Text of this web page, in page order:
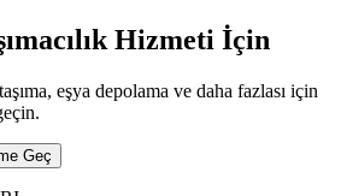
Hizmeti İçin
eşya depolama ve daha fazlası için
Geç